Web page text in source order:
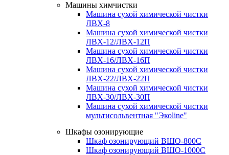
Машины химчистки
Машина сухой химической чистки
ЛВХ-8
Машина сухой химической чистки
ЛВХ-12/ЛВХ-12П
Машина сухой химической чистки
ЛВХ-16/ЛВХ-16П
Машина сухой химической чистки
ЛВХ-22/ЛВХ-22П
Машина сухой химической чистки
ЛВХ-30/ЛВХ-30П
Машина сухой химической чистки
мультисольвентная "Экоline"
Шкафы озонирующие
Шкаф озонирующий ВШО-800С
Шкаф озонирующий ВШО-1000С